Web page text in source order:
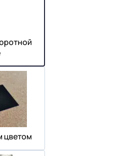
цветом